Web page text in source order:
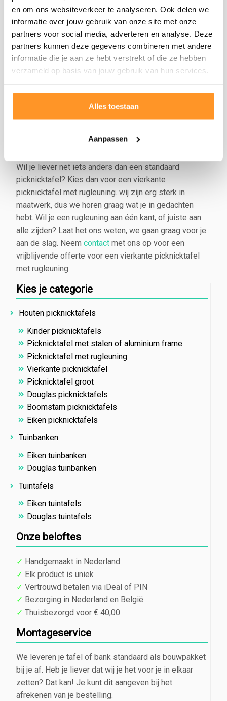
en om ons websiteverkeer te analyseren. Ook delen we
informatie over jouw gebruik van onze site met onze
partners voor social media, adverteren en analyse. Deze
partners kunnen deze gegevens combineren met andere
informatie die je aan ze hebt verstrekt of die ze hebben
verzameld op basis van jouw gebruik van hun services.
Alles toestaan
Aanpassen
Bekijk allepicknicktafels.
Hoe zit het met onderhoud van houten
picknicktafels?
De tafels gaan jarenlang mee, en mogen gewoon
buiten blijven staan. Wel zullen de houten
Vierkante picknicktafel met rugleuning
Wil je liever net iets anders dan een standaard
picknicktafel? Kies dan voor een vierkante
picknicktafel met rugleuning. wij zijn erg sterk in
maatwerk, dus we horen graag wat je in gedachten
hebt. Wil je een rugleuning aan één kant, of juiste aan
alle zijden? Laat het ons weten, we gaan graag voor je
aan de slag. Neem contact met ons op voor een
vrijblijvende offerte voor een vierkante picknicktafel
met rugleuning.
Kies je categorie
Houten picknicktafels
Kinder picknicktafels
Picknicktafel met stalen of aluminium frame
Picknicktafel met rugleuning
Vierkante picknicktafel
Picknicktafel groot
Douglas picknicktafels
Boomstam picknicktafels
Eiken picknicktafels
Tuinbanken
Eiken tuinbanken
Douglas tuinbanken
Tuintafels
Eiken tuintafels
Douglas tuintafels
Onze beloftes
✓ Handgemaakt in Nederland
✓ Elk product is uniek
✓ Vertrouwd betalen via iDeal of PIN
✓ Bezorging in Nederland en België
✓ Thuisbezorgd voor € 40,00
Montageservice
We leveren je tafel of bank standaard als bouwpakket
bij je af. Heb je liever dat wij je het voor je in elkaar
zetten? Dat kan! Je kunt dit aangeven bij het
afrekenen van je bestelling.